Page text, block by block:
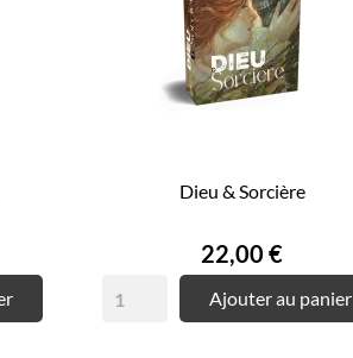
Dieu & Sorcière
Prix
22,00 €
Ajouter au panier